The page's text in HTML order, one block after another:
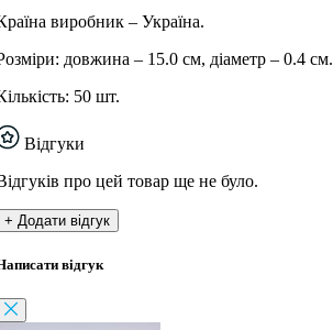
виробник – Україна.
довжина – 15.0 см, діаметр – 0.4 см.
50 шт.
Відгуки
про цей товар ще не було.
+ Додати відгук
відгук